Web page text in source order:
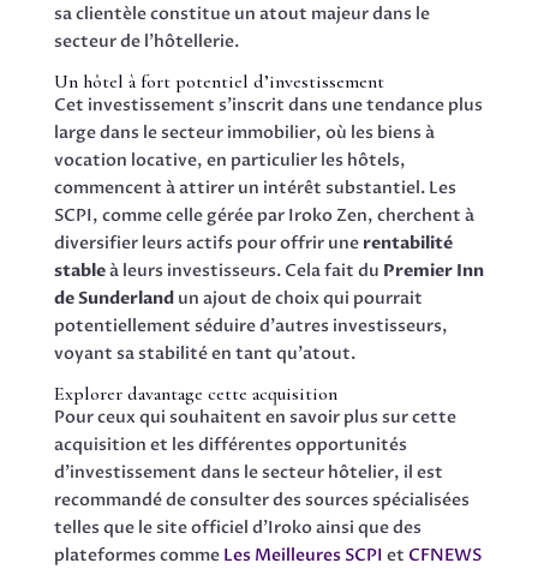
sa clientèle constitue un atout majeur dans le
secteur de l’hôtellerie.
Un hôtel à fort potentiel d’investissement
Cet investissement s’inscrit dans une tendance plus
large dans le secteur immobilier, où les biens à
vocation locative, en particulier les hôtels,
commencent à attirer un intérêt substantiel. Les
SCPI, comme celle gérée par Iroko Zen, cherchent à
diversifier leurs actifs pour offrir une rentabilité
stableà leurs investisseurs. Cela fait du Premier Inn
de Sunderlandun ajout de choix qui pourrait
potentiellement séduire d’autres investisseurs,
voyant sa stabilité en tant qu’atout.
Explorer davantage cette acquisition
Pour ceux qui souhaitent en savoir plus sur cette
acquisition et les différentes opportunités
d’investissement dans le secteur hôtelier, il est
recommandé de consulter des sources spécialisées
telles que le site officiel d’Iroko ainsi que des
plateformes comme Les Meilleures SCPI et CFNEWS